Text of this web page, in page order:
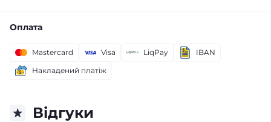
Оплата
Mastercard Visa LiqPay
IBAN
Накладений платіж
Відгуки